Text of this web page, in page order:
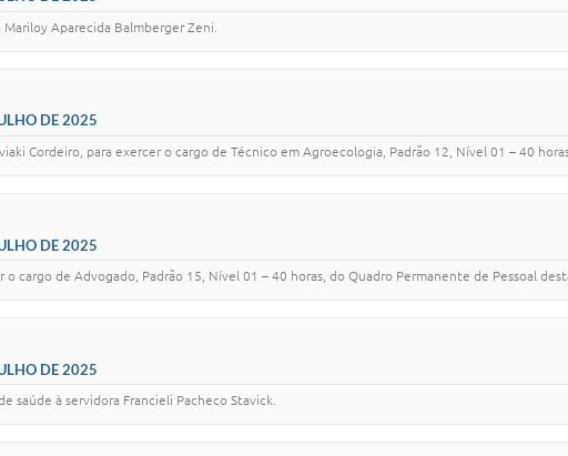
Aparecida Balmberger Zeni.
DE 2025
Cordeiro, para exercer o cargo de Técnico em Agroecologia, Padrão 12, Nível 01 – 40
DE 2025
o cargo de Advogado, Padrão 15, Nível 01 – 40 horas, do Quadro Permanente de Pessoal
DE 2025
saúde à servidora Francieli Pacheco Stavick.